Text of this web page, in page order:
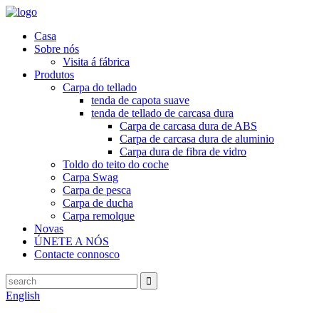
Casa
Sobre nós
Visita á fábrica
Produtos
Carpa do tellado
tenda de capota suave
tenda de tellado de carcasa dura
Carpa de carcasa dura de ABS
Carpa de carcasa dura de aluminio
Carpa dura de fibra de vidro
Toldo do teito do coche
Carpa Swag
Carpa de pesca
Carpa de ducha
Carpa remolque
Novas
ÚNETE A NÓS
Contacte connosco
English